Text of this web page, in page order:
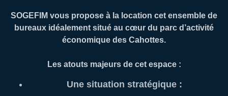
SOGEFIM vous propose à la location cet ensemble de
bureaux idéalement situé au cœur du parc d’activité
économique des Cahottes.
Les atouts majeurs de cet espace :
Une situation stratégique :